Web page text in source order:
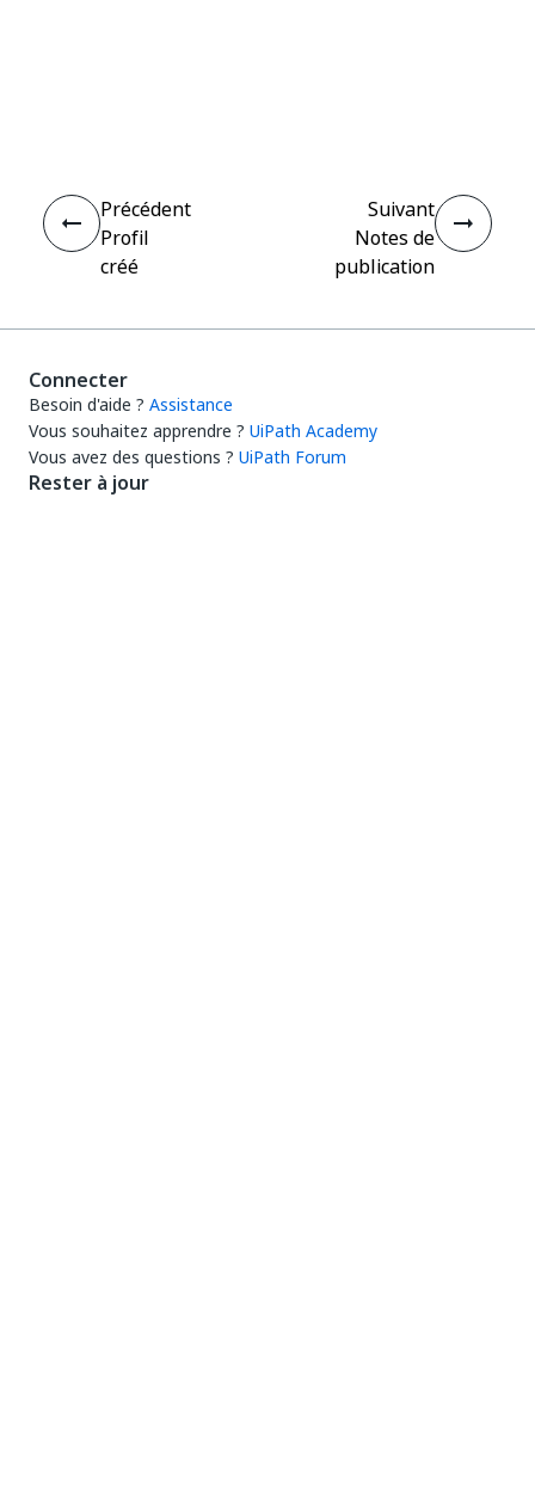
Précédent
Profil
créé
Suivant
Notes de
publication
Connecter
Besoin d'aide ? Assistance
Vous souhaitez apprendre ? UiPath Academy
Vous avez des questions ? UiPath Forum
Rester à jour